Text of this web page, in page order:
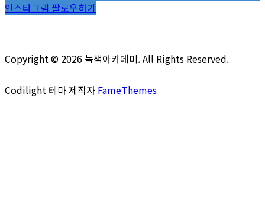
인스타그램 팔로우하기
Copyright © 2026 녹색아카데미. All Rights Reserved.
Codilight 테마 제작자 FameThemes